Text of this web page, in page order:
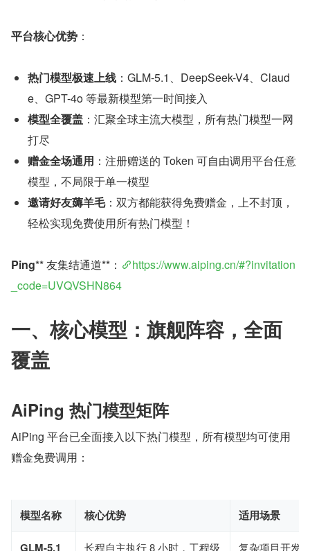
平台核心优势 ：
热门模型极速上线 ：GLM-5.1、DeepSeek-V4、Claud
e、GPT-4o 等最新模型第一时间接入
模型全覆盖 ：汇聚全球主流大模型，所有热门模型一网
打尽
赠金全场通用 ：注册赠送的 Token 可自由调用平台任意
模型，不局限于单一模型
邀请好友薅羊毛：双方都能获得免费赠金，上不封顶，
轻松实现免费使用所有热门模型！
Ping** 友集结通道**：
https://www.aiping.cn/#?invitation
_code=UVQVSHN864
一、核心模型：旗舰阵容，全面
覆盖
AiPing 热门模型矩阵
AiPing 平台已全面接入以下热门模型，所有模型均可使用
赠金免费调用：
模型名称 核心优势 适用场景
GLM-5.1
长程自主执行 8 小时，工程级
复杂项目开发